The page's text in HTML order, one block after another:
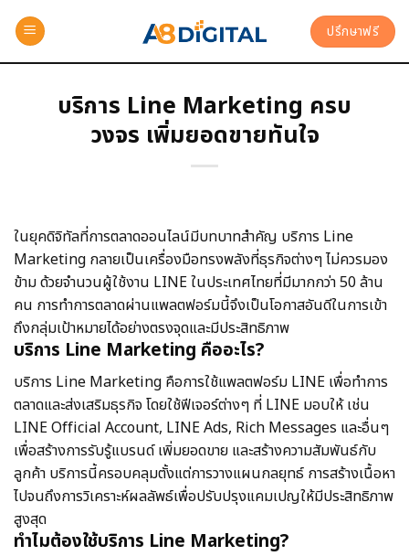
ปรึกษาฟรี
บริการ Line Marketing ครบ
วงจร เพิ่มยอดขายทันใจ
ในยุคดิจิทัลที่การตลาดออนไลน์มีบทบาทสำคัญ บริการ Line
Marketing กลายเป็นเครื่องมือทรงพลังที่ธุรกิจต่างๆ ไม่ควรมอง
ข้าม ด้วยจำนวนผู้ใช้งาน LINE ในประเทศไทยที่มีมากกว่า 50 ล้าน
คน การทำการตลาดผ่านแพลตฟอร์มนี้จึงเป็นโอกาสอันดีในการเข้า
ถึงกลุ่มเป้าหมายได้อย่างตรงจุดและมีประสิทธิภาพ
บริการ Line Marketing คืออะไร?
บริการ Line Marketing คือการใช้แพลตฟอร์ม LINE เพื่อทำการ
ตลาดและส่งเสริมธุรกิจ โดยใช้ฟีเจอร์ต่างๆ ที่ LINE มอบให้ เช่น
LINE Official Account, LINE Ads, Rich Messages และอื่นๆ
เพื่อสร้างการรับรู้แบรนด์ เพิ่มยอดขาย และสร้างความสัมพันธ์กับ
ลูกค้า บริการนี้ครอบคลุมตั้งแต่การวางแผนกลยุทธ์ การสร้างเนื้อหา
ไปจนถึงการวิเคราะห์ผลลัพธ์เพื่อปรับปรุงแคมเปญให้มีประสิทธิภาพ
สูงสุด
ทำไมต้องใช้บริการ Line Marketing?